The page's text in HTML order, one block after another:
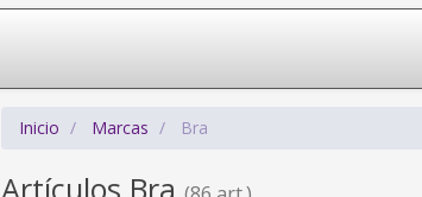
Inicio Marcas Bra
Artículos Bra